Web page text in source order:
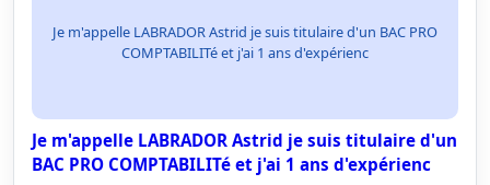
Je m'appelle LABRADOR Astrid je suis titulaire d'un BAC PRO
COMPTABILITé et j'ai 1 ans d'expérienc
Je m'appelle LABRADOR Astrid je suis titulaire d'un
BAC PRO COMPTABILITé et j'ai 1 ans d'expérienc